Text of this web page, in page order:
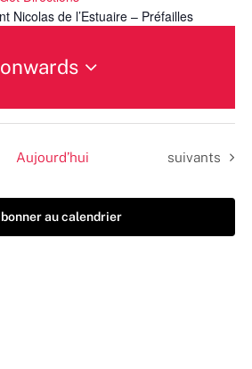
Nicolas de l’Estuaire – Préfailles
Aujourd’hui Évènements
suivants
au calendrier